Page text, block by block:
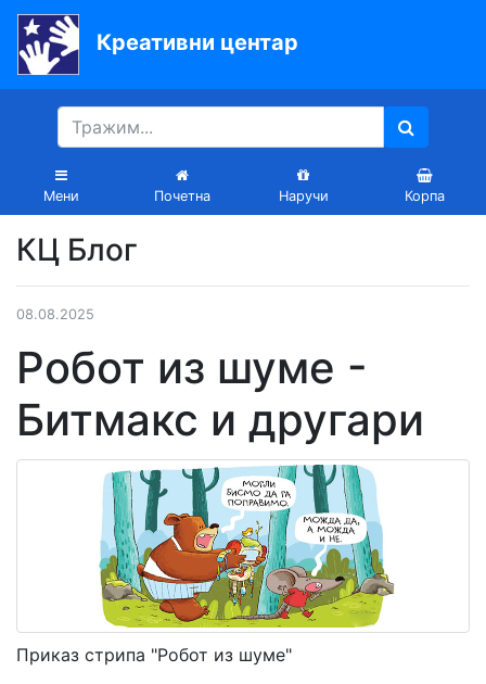
Креативни центар
Мени Почетна Наручи Корпа
Почетна
Књиге
Уџбеници
вртиће
Лектира
Акције
Latinica
КЦ Блог
08.08.2025
Робот из шуме -
Битмакс и другари
Приказ стрипа "Робот из шуме"